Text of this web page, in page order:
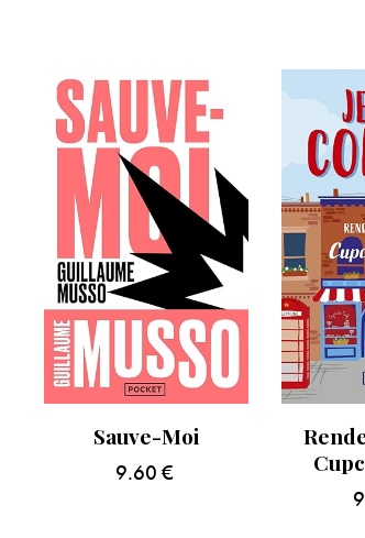
Sauve-Moi
9.60€